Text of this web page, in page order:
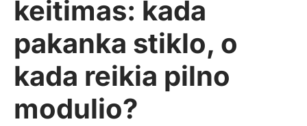
keitimas: kada
pakanka stiklo, o
kada reikia pilno
modulio?